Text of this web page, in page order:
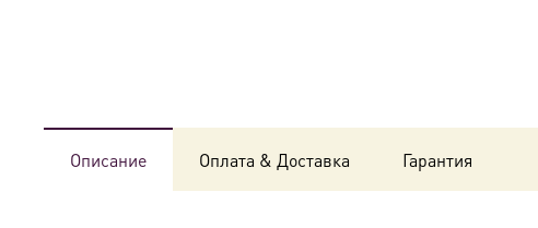
Описание Оплата & Доставка Гарантия